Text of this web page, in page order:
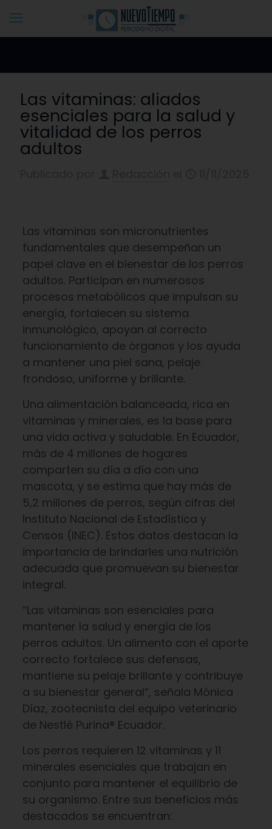
Las vitaminas: aliados
esenciales para la salud y
vitalidad de los perros
adultos
Las vitaminas son micronutrientes
fundamentales que desempeñan un
papel clave en el bienestar de los perros
adultos. Participan en numerosos
procesos metabólicos que impulsan su
energía, fortalecen su sistema
inmunológico, apoyan al correcto
funcionamiento de órganos y los ayuda
a mantener una piel sana, pelaje
frondoso, uniforme y brillante.
Una alimentación balanceada, rica en
vitaminas y minerales, es la base para
una vida activa y saludable. En Ecuador,
más de 4 millones de hogares
comparten su día a día con una
mascota, y se estima que hay más de
5,2 millones de perros, según cifras del
Instituto Nacional de Estadística y
Censos (INEC). Estos datos destacan la
importancia de brindarles una nutrición
adecuada que promuevan su bienestar
integral.
“Las vitaminas son esenciales para
mantener la salud y energía de los
perros adultos. Un alimento con el aporte
correcto fortalece sus defensas,
mantiene su pelaje brillante y contribuye
a su bienestar general”, señala Mónica
Díaz, zootecnista del equipo veterinario
de Nestlé Purina® Ecuador.
Los perros requieren 12 vitaminas y 11
minerales esenciales que trabajan en
conjunto para mantener el equilibrio de
su organismo. Entre sus beneficios más
destacados se encuentran: